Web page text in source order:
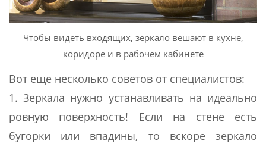
Чтобы видеть входящих, зеркало вешают в кухне,
коридоре и в рабочем кабинете
Вот еще несколько советов от специалистов:
1. Зеркала нужно устанавливать на идеально
ровную поверхность! Если на стене есть
бугорки или впадины, то вскоре зеркало